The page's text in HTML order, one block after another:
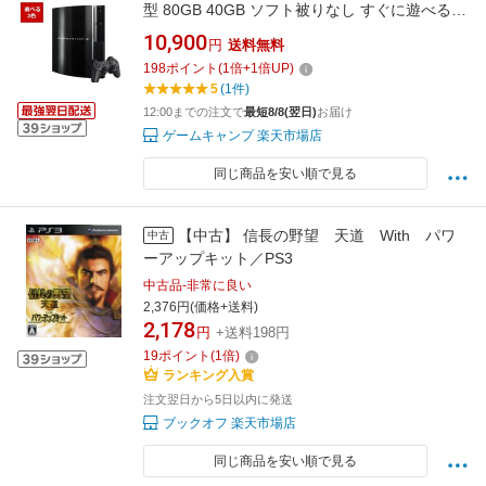
型 80GB 40GB ソフト被りなし すぐに遊べる
HDMIケーブル付き CECHL00 CECHH00
SONY【中古】
10,900 円 送料無料
198ポイント (1倍+1倍UP)
5(1件)
12:00までの注文で最短8/8(翌日)お届け
ゲームキャンプ 楽天市場店
同じ商品を安い順で見る
中古
【中古】 信長の野望 天道 With パワ
ーアップキット／PS3
中古品-非常に良い
2,376円(価格+送料)
2,178 円 +送料198円
19ポイント (1倍)
ランキング入賞
注文翌日から5日以内に発送
ブックオフ 楽天市場店
同じ商品を安い順で見る